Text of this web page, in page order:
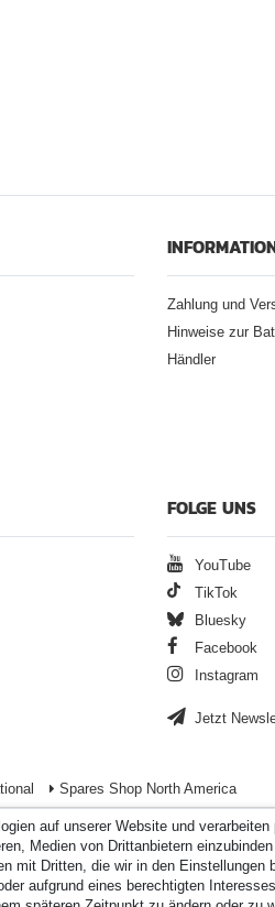
Zahlung und
Hinweise zur
Händler
FOLGE UNS
YouTube
TikTok
Bluesky
Facebook
Instagram
Jetzt
Spares Shop North America
Trustami: mit14.000
auf unserer Website und
Medien von Drittanbietern
mit Dritten, die wir in den Einstellungen
aufgrund eines berechtigten